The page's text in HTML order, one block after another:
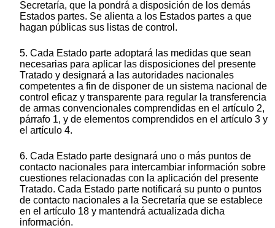
Secretaría, que la pondrá a disposición de los demás
Estados partes. Se alienta a los Estados partes a que
hagan públicas sus listas de control.
5. Cada Estado parte adoptará las medidas que sean
necesarias para aplicar las disposiciones del presente
Tratado y designará a las autoridades nacionales
competentes a fin de disponer de un sistema nacional de
control eficaz y transparente para regular la transferencia
de armas convencionales comprendidas en el artículo 2,
párrafo 1, y de elementos comprendidos en el artículo 3 y
el artículo 4.
6. Cada Estado parte designará uno o más puntos de
contacto nacionales para intercambiar información sobre
cuestiones relacionadas con la aplicación del presente
Tratado. Cada Estado parte notificará su punto o puntos
de contacto nacionales a la Secretaría que se establece
en el artículo 18 y mantendrá actualizada dicha
información.